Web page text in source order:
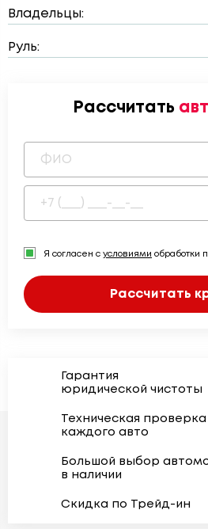
Владельцы:
Руль:
Рассчитать
Я согласен с условиями обработки
Рассчитать
Гарантия
юридической чистоты
Техническая проверка
каждого авто
Большой выбор
в наличии
Скидка по Трейд-ин